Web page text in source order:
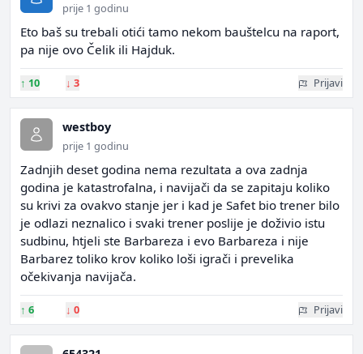
prije 1 godinu
Eto baš su trebali otići tamo nekom bauštelcu na raport,
pa nije ovo Čelik ili Hajduk.
↑ 10 ↓ 3 Prijavi
westboy
prije 1 godinu
Zadnjih deset godina nema rezultata a ova zadnja
godina je katastrofalna, i navijači da se zapitaju koliko
su krivi za ovakvo stanje jer i kad je Safet bio trener bilo
je odlazi neznalico i svaki trener poslije je doživio istu
sudbinu, htjeli ste Barbareza i evo Barbareza i nije
Barbarez toliko krov koliko loši igrači i prevelika
očekivanja navijača.
↑ 6 ↓ 0 Prijavi